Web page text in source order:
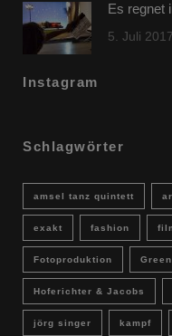
Es regnet
5. Juli 2017
Instagram
Schlagwörter
amsel tanz quintett
exakt fashion
Fotoproduktion
Hoferichter & Jacobs
jörg singer kampf